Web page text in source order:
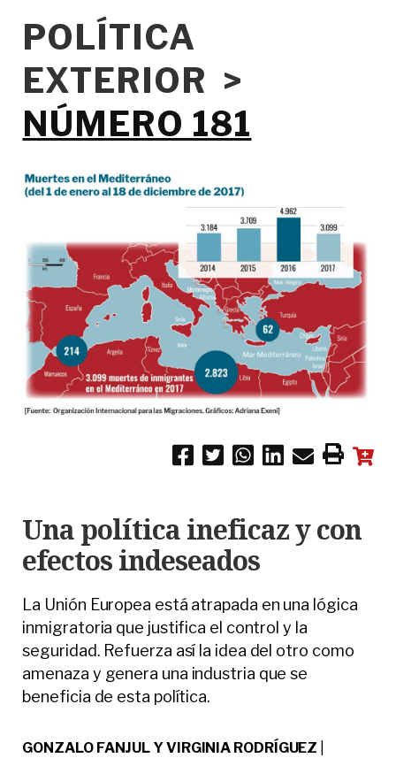
POLÍTICA
EXTERIOR >
NÚMERO 181
Una política ineficaz y con
efectos indeseados
La Unión Europea está atrapada en una lógica
inmigratoria que justifica el control y la
seguridad. Refuerza así la idea del otro como
amenaza y genera una industria que se
beneficia de esta política.
GONZALO FANJUL Y VIRGINIA RODRÍGUEZ